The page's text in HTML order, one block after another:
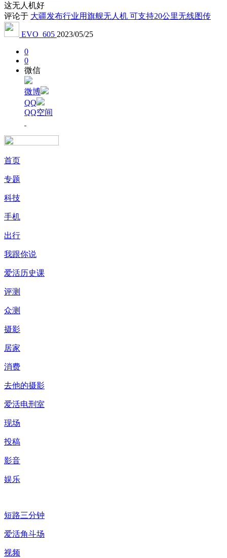
这无人机好
评论于 大疆发布行业用旗舰无人机 可支持20公里无线图传
EVO_605 2023/05/25
0
0
微信
微博
QQ
QQ空间
首页
专题
科技
手机
出行
我跟你说
爱活历史课
评测
众测
摄影
居家
消费
去他的摄影
爱活电刑室
现场
投稿
影音
娱乐
短路三分钟
爱活角斗场
视频